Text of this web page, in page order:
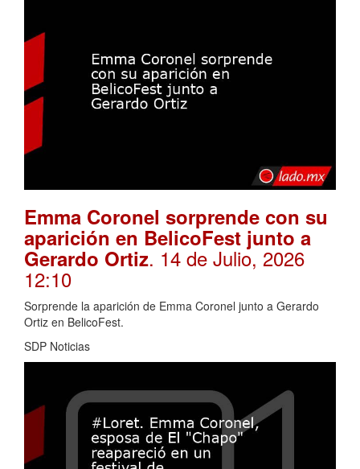
Emma Coronel sorprende con su
aparición en BelicoFest junto a
Gerardo Ortiz. 14 de Julio, 2026
12:10
Sorprende la aparición de Emma Coronel junto a Gerardo
Ortiz en BelicoFest.
SDP Noticias